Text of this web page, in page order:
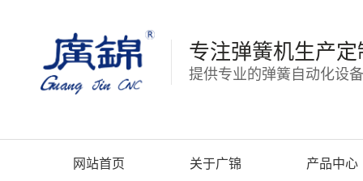
专注弹簧机生产
提供专业的弹簧自动化设
网站首页 关于广锦 产品中心